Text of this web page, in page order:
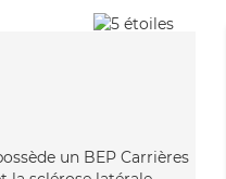
un BEP Carrières